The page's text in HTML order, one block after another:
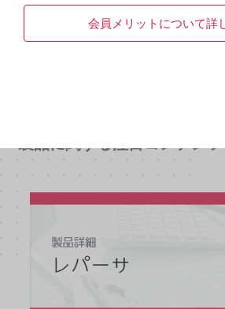
販売中止・移管一
会員メリットについて詳